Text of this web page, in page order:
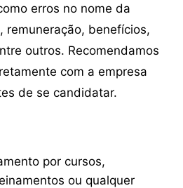
erros no nome da
remuneração, benefícios,
outros. Recomendamos
com a empresa
de se candidatar.
por cursos,
ou qualquer